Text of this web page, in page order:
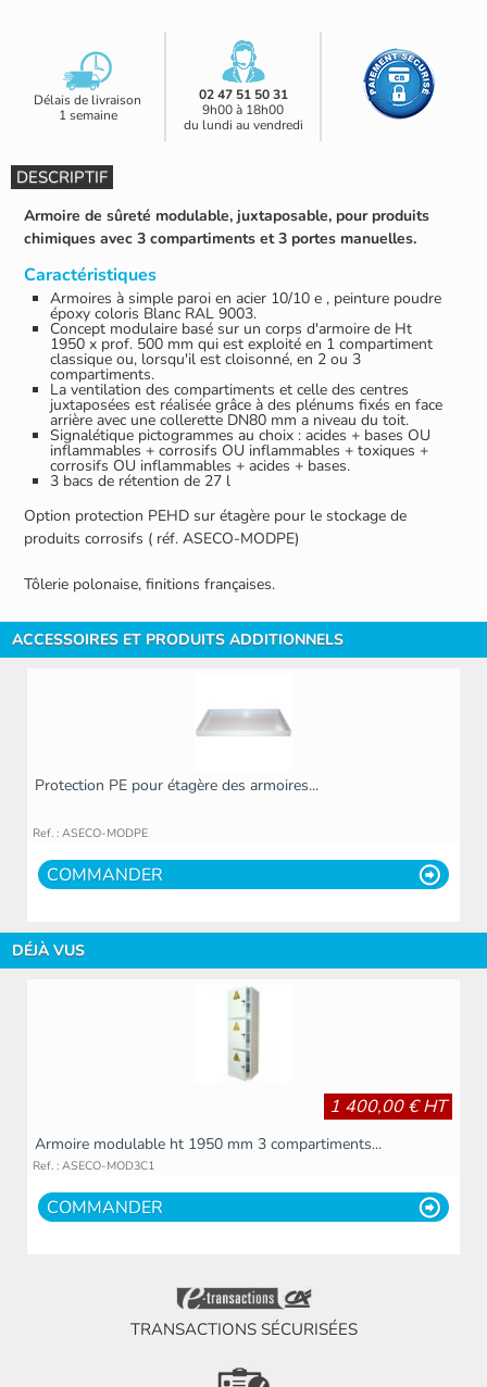
Délais de livraison
1 semaine
02 47 51 50 31
9h00 à 18h00
du lundi au vendredi
DESCRIPTIF
Armoire de sûreté modulable, juxtaposable, pour produits
chimiques avec 3 compartiments et 3 portes manuelles.
Caractéristiques
Armoires à simple paroi en acier 10/10 e , peinture poudre
époxy coloris Blanc RAL 9003.
Concept modulaire basé sur un corps d'armoire de Ht
1950 x prof. 500 mm qui est exploité en 1 compartiment
classique ou, lorsqu'il est cloisonné, en 2 ou 3
compartiments.
La ventilation des compartiments et celle des centres
juxtaposées est réalisée grâce à des plénums fixés en face
arrière avec une collerette DN80 mm a niveau du toit.
Signalétique pictogrammes au choix : acides + bases OU
inflammables + corrosifs OU inflammables + toxiques +
corrosifs OU inflammables + acides + bases.
3 bacs de rétention de 27 l
Option protection PEHD sur étagère pour le stockage de
produits corrosifs ( réf. ASECO-MODPE)
Tôlerie polonaise, finitions françaises.
ACCESSOIRES ET PRODUITS ADDITIONNELS
Protection PE pour étagère des armoires...
Ref. : ASECO-MODPE
COMMANDER
DÉJÀ VUS
1 400,00 € HT
Armoire modulable ht 1950 mm 3 compartiments...
Ref. : ASECO-MOD3C1
COMMANDER
TRANSACTIONS SÉCURISÉES